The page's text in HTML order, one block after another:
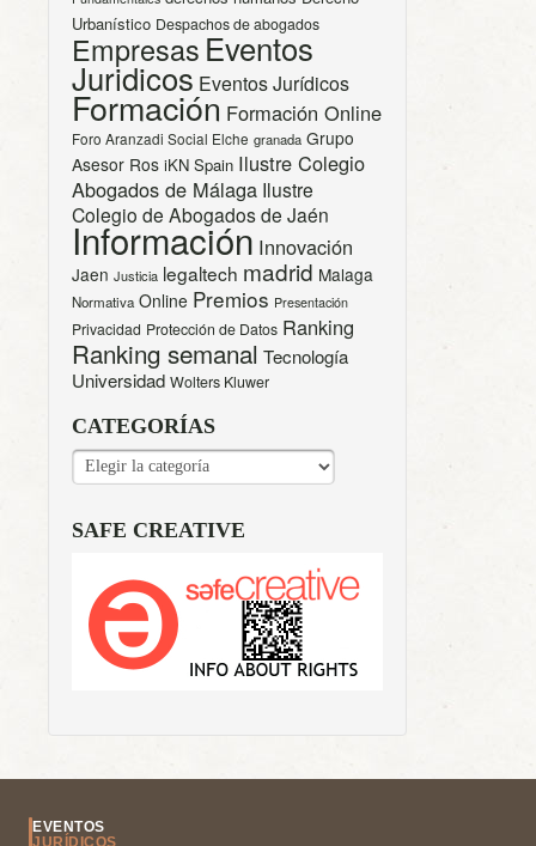
Urbanístico Despachos de abogados
Empresas Eventos
Juridicos Eventos Jurídicos
Formación Formación Online
Foro Aranzadi Social Elche granada Grupo
Asesor Ros iKN Spain Ilustre Colegio
Abogados de Málaga Ilustre
Colegio de Abogados de Jaén
Información Innovación
Jaen Justicia legaltech madrid Malaga
Normativa Online Premios Presentación
Privacidad Protección de Datos Ranking
Ranking semanal Tecnología
Universidad Wolters Kluwer
CATEGORÍAS
CATEGORÍAS
SAFE CREATIVE
EVENTOS
JURÍDICOS